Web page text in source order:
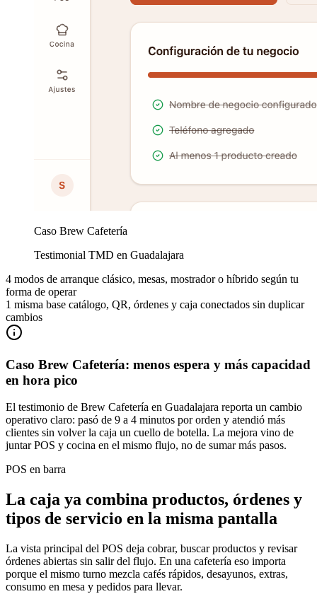
Caso Brew Cafetería
Testimonial TMD en Guadalajara
4 modos de arranque clásico, mesas, mostrador o híbrido según tu
forma de operar
1 misma base catálogo, QR, órdenes y caja conectados sin duplicar
cambios
Caso Brew Cafetería: menos espera y más capacidad
en hora pico
El testimonio de Brew Cafetería en Guadalajara reporta un cambio
operativo claro: pasó de 9 a 4 minutos por orden y atendió más
clientes sin volver la caja un cuello de botella. La mejora vino de
juntar POS y cocina en el mismo flujo, no de sumar más pasos.
POS en barra
La caja ya combina productos, órdenes y
tipos de servicio en la misma pantalla
La vista principal del POS deja cobrar, buscar productos y revisar
órdenes abiertas sin salir del flujo. En una cafetería eso importa
porque el mismo turno mezcla cafés rápidos, desayunos, extras,
consumo en mesa y pedidos para llevar.